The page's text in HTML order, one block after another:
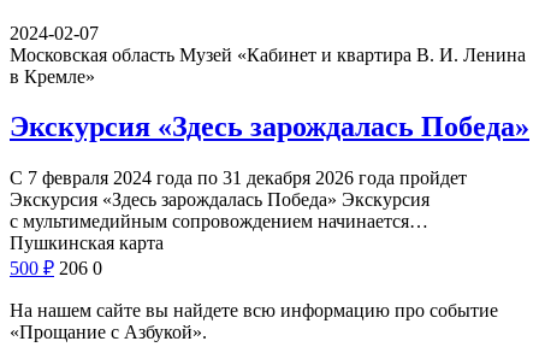
2024-02-07
Московская область Музей «Кабинет и квартира В. И. Ленина
в Кремле»
Экскурсия «Здесь зарождалась Победа»
С 7 февраля 2024 года по 31 декабря 2026 года пройдет
Экскурсия «Здесь зарождалась Победа» Экскурсия
с мультимедийным сопровождением начинается…
Пушкинская карта
500 ₽ 206 0
На нашем сайте вы найдете всю информацию про событие
«Прощание с Азбукой».